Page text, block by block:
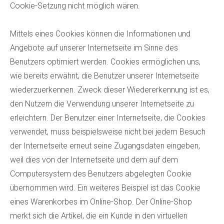
Cookie-Setzung nicht möglich wären.
Mittels eines Cookies können die Informationen und
Angebote auf unserer Internetseite im Sinne des
Benutzers optimiert werden. Cookies ermöglichen uns,
wie bereits erwähnt, die Benutzer unserer Internetseite
wiederzuerkennen. Zweck dieser Wiedererkennung ist es,
den Nutzern die Verwendung unserer Internetseite zu
erleichtern. Der Benutzer einer Internetseite, die Cookies
verwendet, muss beispielsweise nicht bei jedem Besuch
der Internetseite erneut seine Zugangsdaten eingeben,
weil dies von der Internetseite und dem auf dem
Computersystem des Benutzers abgelegten Cookie
übernommen wird. Ein weiteres Beispiel ist das Cookie
eines Warenkorbes im Online-Shop. Der Online-Shop
merkt sich die Artikel, die ein Kunde in den virtuellen